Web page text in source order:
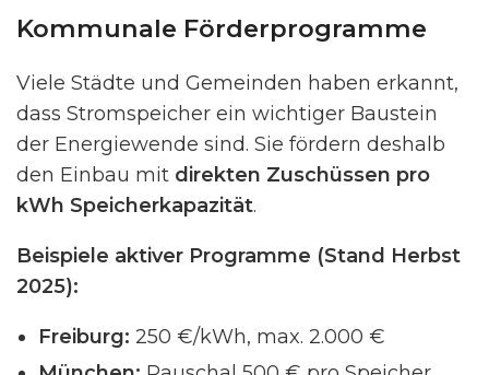
Kommunale Förderprogramme
Viele Städte und Gemeinden haben erkannt,
dass Stromspeicher ein wichtiger Baustein
der Energiewende sind. Sie fördern deshalb
den Einbau mit direkten Zuschüssen pro
kWh Speicherkapazität.
Beispiele aktiver Programme (Stand Herbst
2025):
Freiburg: 250 €/kWh, max. 2.000 €